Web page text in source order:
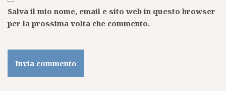
Salva il mio nome, email e sito web in questo browser
per la prossima volta che commento.